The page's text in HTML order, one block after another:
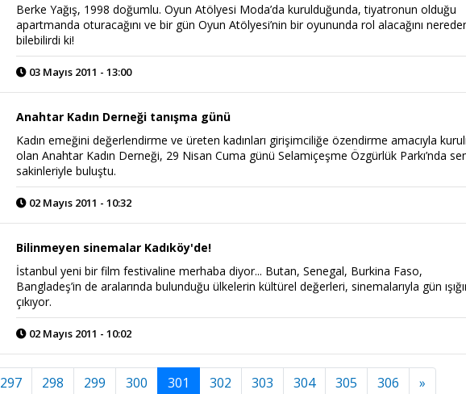
Berke Yağış, 1998 doğumlu. Oyun Atölyesi Moda’da kurulduğunda, tiyatronun olduğu
apartmanda oturacağını ve bir gün Oyun Atölyesi’nin bir oyununda rol alacağını
bilebilirdi ki!
03 Mayıs 2011 - 13:00
Anahtar Kadın Derneği tanışma günü
Kadın emeğini değerlendirme ve üreten kadınları girişimciliğe özendirme amacıyla
olan Anahtar Kadın Derneği, 29 Nisan Cuma günü Selamiçeşme Özgürlük Parkı’nda
sakinleriyle buluştu.
02 Mayıs 2011 - 10:32
Bilinmeyen sinemalar Kadıköy'de!
İstanbul yeni bir film festivaline merhaba diyor... Butan, Senegal, Burkina Faso,
Bangladeş’in de aralarında bulunduğu ülkelerin kültürel değerleri, sinemalarıyla gün
çıkıyor.
02 Mayıs 2011 - 10:02
297 298 299 300 301 302 303 304 305 306 »